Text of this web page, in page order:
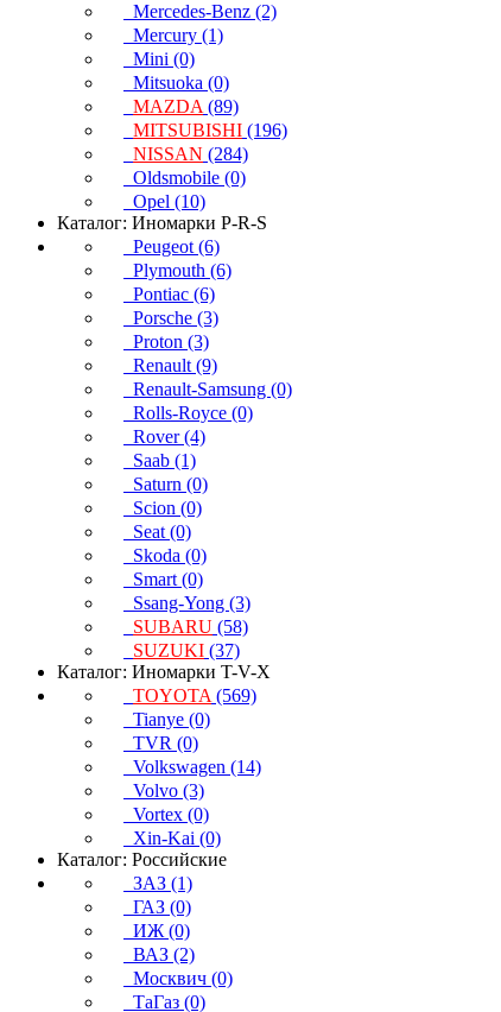
Mercedes-Benz (2)
Mercury (1)
Mini (0)
Mitsuoka (0)
MAZDA (89)
MITSUBISHI (196)
NISSAN (284)
Oldsmobile (0)
Opel (10)
Каталог: Иномарки P-R-S
Peugeot (6)
Plymouth (6)
Pontiac (6)
Porsche (3)
Proton (3)
Renault (9)
Renault-Samsung (0)
Rolls-Royce (0)
Rover (4)
Saab (1)
Saturn (0)
Scion (0)
Seat (0)
Skoda (0)
Smart (0)
Ssang-Yong (3)
SUBARU (58)
SUZUKI (37)
Каталог: Иномарки T-V-X
TOYOTA (569)
Tianye (0)
TVR (0)
Volkswagen (14)
Volvo (3)
Vortex (0)
Xin-Kai (0)
Каталог: Российские
ЗАЗ (1)
ГАЗ (0)
ИЖ (0)
ВАЗ (2)
Москвич (0)
ТаГаз (0)